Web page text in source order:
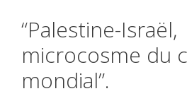
“Palestine-Israël,
microcosme du
mondial”.